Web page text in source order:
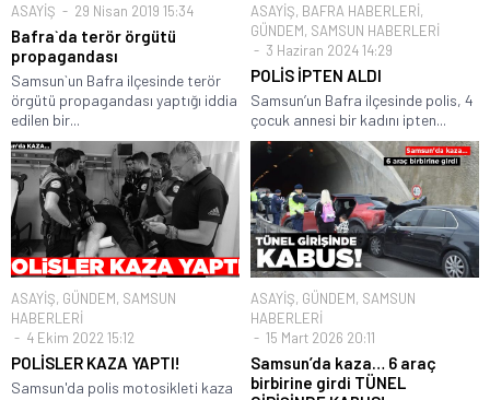
ASAYİŞ 29 Nisan 2019 15:34
Bafra`da terör örgütü
propagandası
Samsun`un Bafra ilçesinde terör
örgütü propagandası yaptığı iddia
edilen bir...
ASAYİŞ, BAFRA HABERLERİ,
GÜNDEM, SAMSUN HABERLERİ
3 Haziran 2024 14:29
POLİS İPTEN ALDI
Samsun’un Bafra ilçesinde polis, 4
çocuk annesi bir kadını ipten...
ASAYİŞ, GÜNDEM, SAMSUN
HABERLERİ
4 Ekim 2022 15:12
POLİSLER KAZA YAPTI!
Samsun'da polis motosikleti kaza
ASAYİŞ, GÜNDEM, SAMSUN
HABERLERİ
15 Mart 2026 20:11
Samsun’da kaza… 6 araç
birbirine girdi TÜNEL